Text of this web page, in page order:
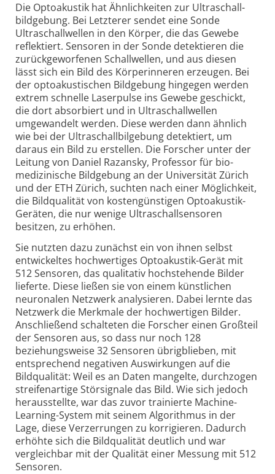
Die Optoakustik hat Ähnlichkeiten zur Ultraschall­
bildgebung. Bei Letzterer sendet eine Sonde
Ultraschall­wellen in den Körper, die das Gewebe
reflektiert. Sensoren in der Sonde detektieren die
zurück­geworfenen Schallwellen, und aus diesen
lässt sich ein Bild des Körperinneren erzeugen. Bei
der opto­akustischen Bildgebung hingegen werden
extrem schnelle Laserpulse ins Gewebe geschickt,
die dort absorbiert und in Ultraschall­wellen
umgewandelt werden. Diese werden dann ähnlich
wie bei der Ultraschallbilgebung detektiert, um
daraus ein Bild zu erstellen. Die Forscher unter der
Leitung von Daniel Razansky, Professor für bio­
medizinische Bildgebung an der Universität Zürich
und der ETH Zürich, suchten nach einer Möglichkeit,
die Bildqualität von kosten­günstigen Opto­akustik-
Geräten, die nur wenige Ultraschall­sensoren
besitzen, zu erhöhen.
Sie nutzten dazu zunächst ein von ihnen selbst
entwickeltes hochwertiges Opto­akustik-Gerät mit
512 Sensoren, das qualitativ hochstehende Bilder
lieferte. Diese ließen sie von einem künstlichen
neuronalen Netzwerk analysieren. Dabei lernte das
Netzwerk die Merkmale der hochwertigen Bilder.
Anschließend schalteten die Forscher einen Großteil
der Sensoren aus, so dass nur noch 128
beziehungsweise 32 Sensoren übrig­blieben, mit
entsprechend negativen Auswirkungen auf die
Bildqualität: Weil es an Daten mangelte, durchzogen
streifen­artige Störsignale das Bild. Wie sich jedoch
herausstellte, war das zuvor trainierte Machine-
Learning-System mit seinem Algorithmus in der
Lage, diese Verzer­rungen zu korrigieren. Dadurch
erhöhte sich die Bildqualität deutlich und war
vergleichbar mit der Qualität einer Messung mit 512
Sensoren.